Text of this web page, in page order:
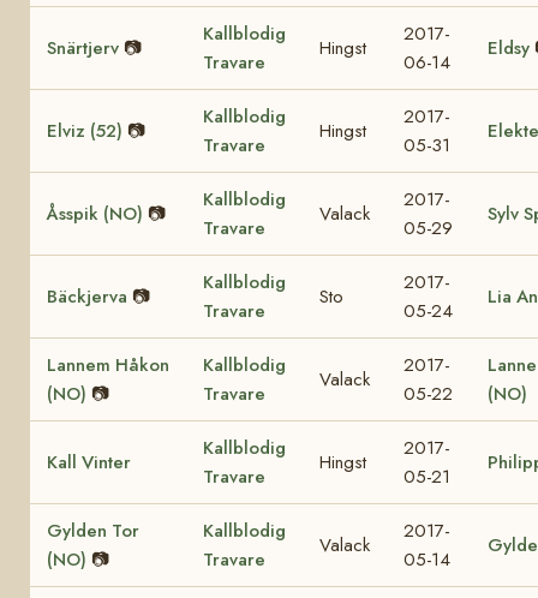
Snärtjerv 📷
Kallblodig
Travare
Hingst
2017-
06-14
Eldsy
Elviz (52) 📷
Kallblodig
Travare
Hingst
2017-
05-31
Åsspik (NO) 📷
Kallblodig
Travare
Valack
2017-
05-29
Sylv
Bäckjerva 📷
Kallblodig
Travare
Sto
2017-
05-24
Lia
Lannem Håkon
(NO) 📷
Kallblodig
Travare
Valack
2017-
05-22
(NO)
Kall Vinter
Kallblodig
Travare
Hingst
2017-
05-21
Gylden Tor
(NO) 📷
Kallblodig
Travare
Valack
2017-
05-14